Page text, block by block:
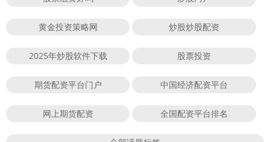
黄金投资策略网 炒股炒股配资
2025年炒股软件下载 股票投资
期货配资平台门户 中国经济配资平台
网上期货配资 全国配资平台排名